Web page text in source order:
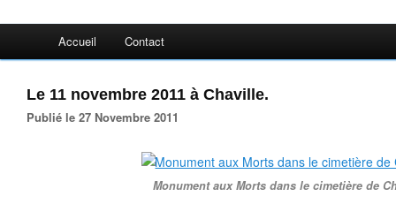
Accueil Contact
Le 11 novembre 2011 à Chaville.
Publié le 27 Novembre 2011
Monument aux Morts dans le cimetière de